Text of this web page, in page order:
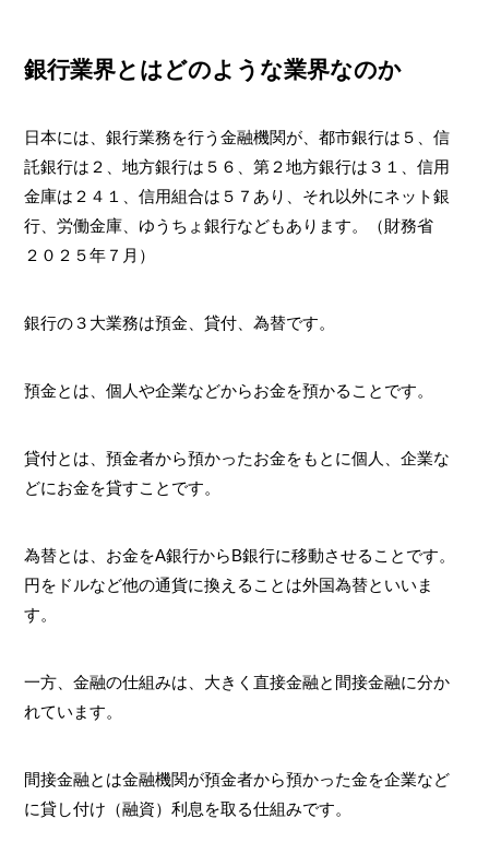
銀行業界とはどのような業界なのか
日本には、銀行業務を行う金融機関が、都市銀行は５、信
託銀行は２、地方銀行は５６、第２地方銀行は３１、信用
金庫は２４１、信用組合は５７あり、それ以外にネット銀
行、労働金庫、ゆうちょ銀行などもあります。（財務省
２０２５年７月）
銀行の３大業務は預金、貸付、為替です。
預金とは、個人や企業などからお金を預かることです。
貸付とは、預金者から預かったお金をもとに個人、企業な
どにお金を貸すことです。
為替とは、お金をA銀行からB銀行に移動させることです。
円をドルなど他の通貨に換えることは外国為替といいま
す。
一方、金融の仕組みは、大きく直接金融と間接金融に分か
れています。
間接金融とは金融機関が預金者から預かった金を企業など
に貸し付け（融資）利息を取る仕組みです。